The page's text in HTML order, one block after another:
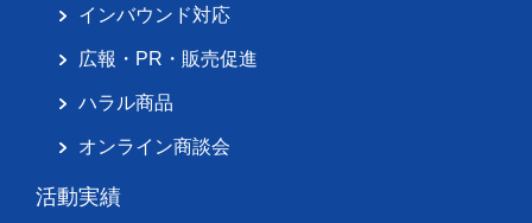
インバウンド対応
広報・PR・販売促進
ハラル商品
オンライン商談会
活動実績